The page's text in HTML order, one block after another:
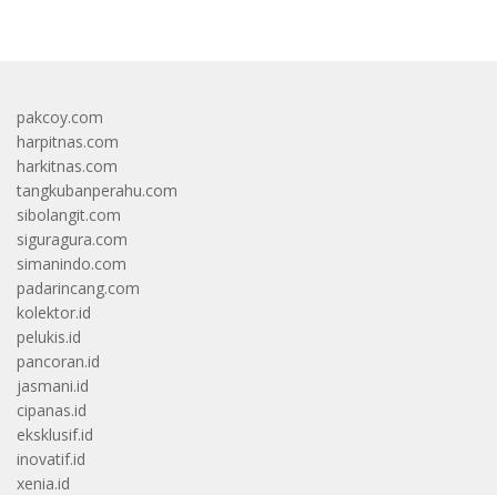
pakcoy.com
harpitnas.com
harkitnas.com
tangkubanperahu.com
sibolangit.com
siguragura.com
simanindo.com
padarincang.com
kolektor.id
pelukis.id
pancoran.id
jasmani.id
cipanas.id
eksklusif.id
inovatif.id
xenia.id